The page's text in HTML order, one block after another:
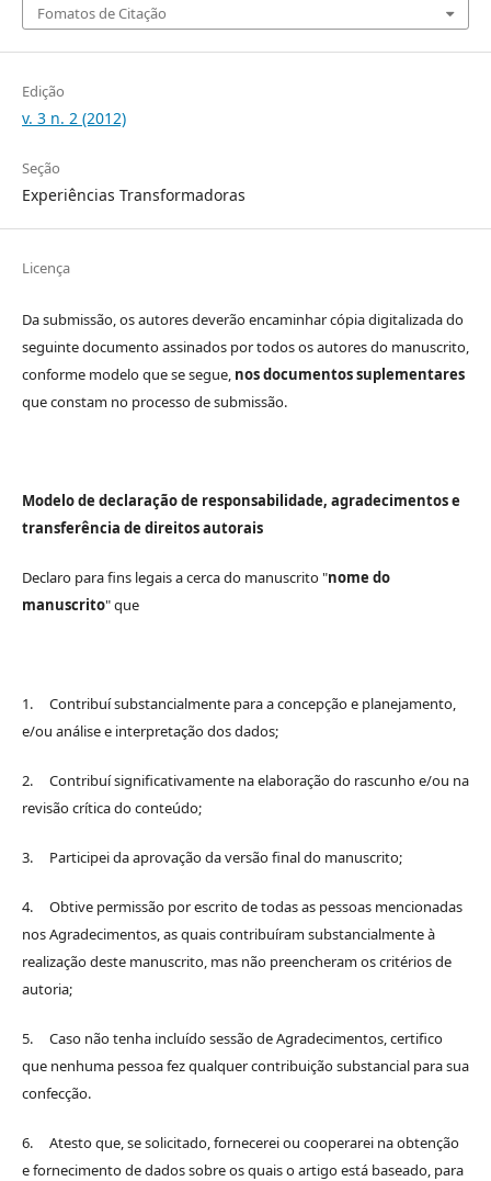
Fomatos de Citação
Edição
v. 3 n. 2 (2012)
Seção
Experiências Transformadoras
Licença
Da submissão, os autores deverão encaminhar cópia digitalizada do
seguinte documento assinados por todos os autores do manuscrito,
conforme modelo que se segue, nos documentos suplementares
que constam no processo de submissão.
Modelo de declaração de responsabilidade, agradecimentos e
transferência de direitos autorais
Declaro para fins legais a cerca do manuscrito "nome do
manuscrito" que
1. Contribuí substancialmente para a concepção e planejamento,
e/ou análise e interpretação dos dados;
2. Contribuí significativamente na elaboração do rascunho e/ou na
revisão crítica do conteúdo;
3. Participei da aprovação da versão final do manuscrito;
4. Obtive permissão por escrito de todas as pessoas mencionadas
nos Agradecimentos, as quais contribuíram substancialmente à
realização deste manuscrito, mas não preencheram os critérios de
autoria;
5. Caso não tenha incluído sessão de Agradecimentos, certifico
que nenhuma pessoa fez qualquer contribuição substancial para sua
confecção.
6. Atesto que, se solicitado, fornecerei ou cooperarei na obtenção
e fornecimento de dados sobre os quais o artigo está baseado, para